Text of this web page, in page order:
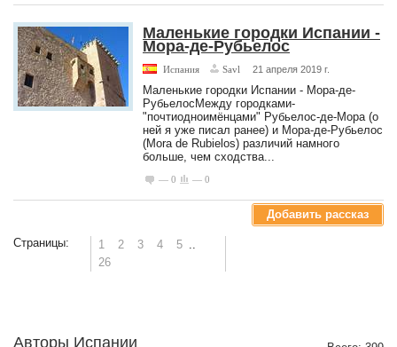
Маленькие городки Испании -
Мора-де-Рубьелос
Испания Savl 21 апреля 2019 г.
Маленькие городки Испании - Мора-де-
РубьелосМежду городками-
"почтиодноимёнцами" Рубьелос-де-Мора (о
ней я уже писал ранее) и Мора-де-Рубьелос
(Mora de Rubielos) различий намного
больше, чем сходства...
— 0 — 0
Добавить рассказ
Страницы: 1 2 3 4 5 ..
26
Авторы Испании